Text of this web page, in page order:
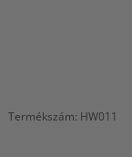
Termékszám: HW011